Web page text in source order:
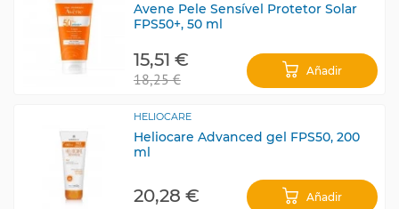
Avene Pele Sensível Protetor Solar
FPS50+, 50 ml
15,51 €
18,25 € Añadir
HELIOCARE
Heliocare Advanced gel FPS50, 200
ml
20,28 € Añadir